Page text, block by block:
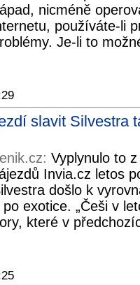
nicméně
používáte-li
Je-li to
slavit Silvestra
Vyplynulo to
Invia.cz letos
došlo k
po exotice. „Češi v
které v